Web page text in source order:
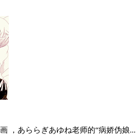
，あららぎあゆね老师的“病娇伪娘...